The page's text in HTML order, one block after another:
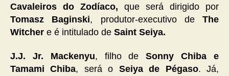
Cavaleiros do Zodíaco, que será dirigido por
Tomasz Baginski, produtor-executivo de The
Witcher e é intitulado de Saint Seiya.
J.J. Jr. Mackenyu, filho deSonny Chiba e
Tamami Chiba, será o Seiya de Pégaso. Já,